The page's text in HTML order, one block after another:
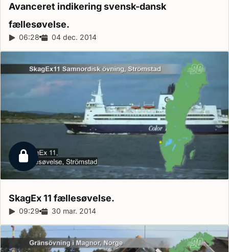
Avanceret indikering svensk-dansk
fællesøvelse.
Reportagelængde:
06:28 Udgivelsesdato:
04 dec. 2014
Låst reportage
SkagEx 11 fællesøvelse.
Reportagelængde:
09:29 Udgivelsesdato:
30 mar. 2014